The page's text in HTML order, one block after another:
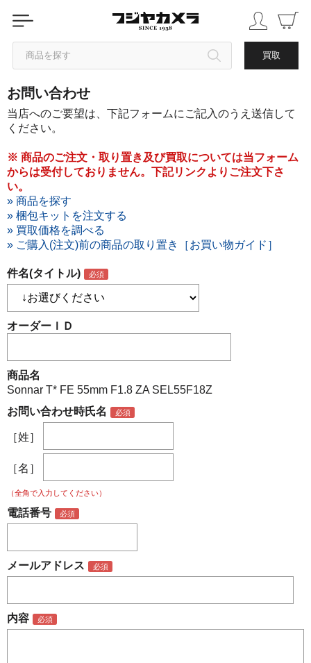
商品を探す 買取
カテゴリから探す
ブランドから探す
中古品を探す
お問い合わせ
当店へのご要望は、下記フォームにご記入のうえ送信して
ください。
※ 商品のご注文・取り置き及び買取については当フォーム
からは受付しておりません。下記リンクよりご注文下さ
い。
» 商品を探す
» 梱包キットを注文する
» 買取価格を調べる
» ご購入(注文)前の商品の取り置き［お買い物ガイド］
件名(タイトル)
オーダーＩＤ
商品名
Sonnar T* FE 55mm F1.8 ZA SEL55F18Z
お問い合わせ時氏名
［姓］
［名］
（全角で入力してください）
電話番号
メールアドレス
内容